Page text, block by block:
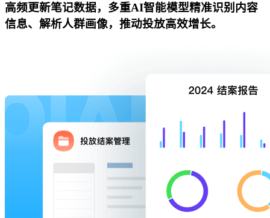
高频更新笔记数据，多重AI智能模型精准识别内容
信息、解析人群画像，推动投放高效增长。